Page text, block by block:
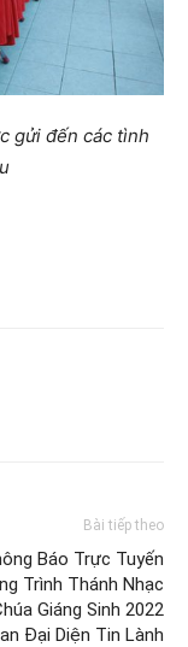
gửi đến các tình
Bài tiếp theo
Báo Trực Tuyến
Trình Thánh Nhạc
Giáng Sinh 2022
Đại Diện Tin Lành